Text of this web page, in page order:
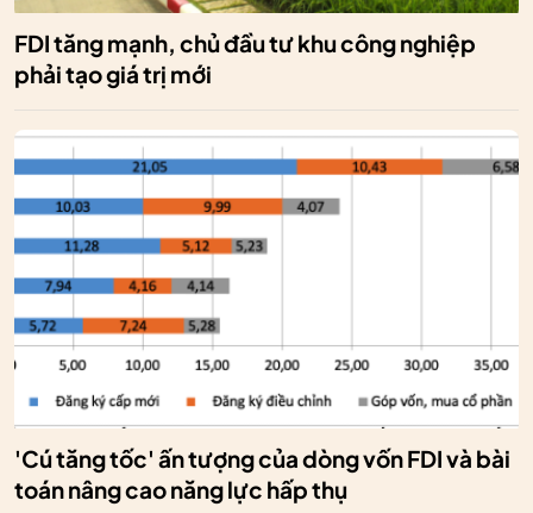
FDI tăng mạnh, chủ đầu tư khu công nghiệp
phải tạo giá trị mới
'Cú tăng tốc' ấn tượng của dòng vốn FDI và bài
toán nâng cao năng lực hấp thụ